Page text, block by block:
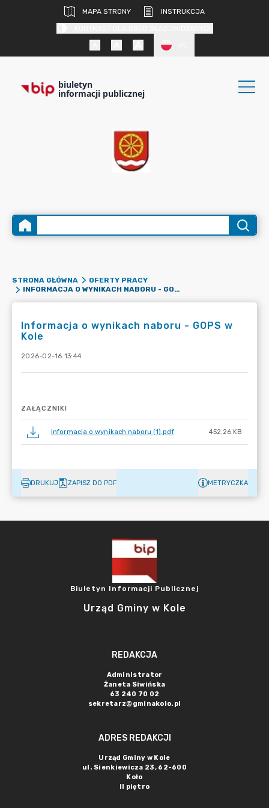
MAPA STRONY
INSTRUKCJA
biuletyn
informacji publicznej
STRONA GŁÓWNA
OFERTY PRACY
INFORMACJA O WYNIKACH NABORU - GOPS W KOLE
Informacja o wynikach naboru - GOPS w
Kole
2026-02-16 13:44
ZAŁĄCZNIKI
Informacja o wynikach naboru (1).pdf 452.26 KB
DRUKUJ ZAPISZ DO PDF METRYCZKA
Biuletyn Informacji Publicznej
Urząd Gminy w Kole
REDAKCJA
Administrator
Żaneta Siwińska
63 240 70 02
sekretarz@gminakolo.pl
ADRES REDAKCJI
Urząd Gminy w Kole
ul. Sienkiewicza 23, 62-600
Koło
II piętro